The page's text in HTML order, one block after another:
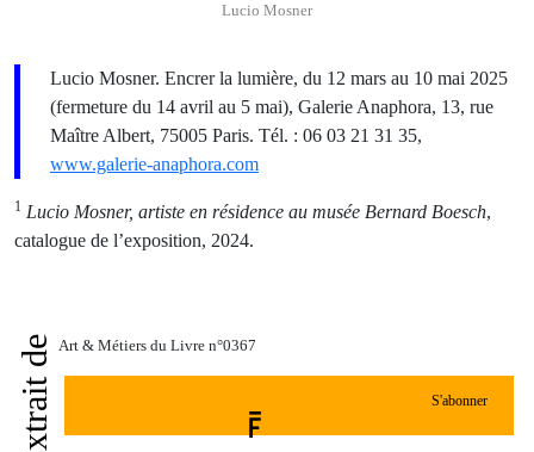
Lucio Mosner
Lucio Mosner. Encrer la lumière, du 12 mars au 10 mai 2025
(fermeture du 14 avril au 5 mai), Galerie Anaphora, 13, rue
Maître Albert, 75005 Paris. Tél. : 06 03 21 31 35,
www.galerie-anaphora.com
1 Lucio Mosner, artiste en résidence au musée Bernard Boesch,
catalogue de l’exposition, 2024.
Extrait de Art & Métiers du Livre n°0367
S'abonner